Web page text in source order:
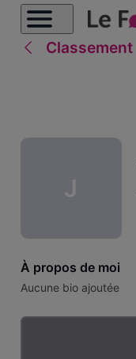
Classement
J
À propos de moi
Aucune bio ajoutée